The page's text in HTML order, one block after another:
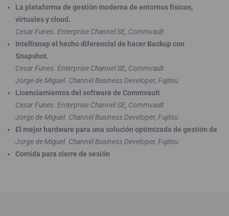
La plataforma de gestión moderna de entornos físicos,
virtuales y cloud.
Cesar Funes. Enterprise Channel SE, Commvault
Intellisnap el hecho diferencial de hacer Backup con
Snapshot.
Cesar Funes. Enterprise Channel SE, Commvault
Jorge de Miguel. Channel Business Developer, Fujitsu
Licenciamientos del software de Commvault
Cesar Funes. Enterprise Channel SE, Commvault
Jorge de Miguel. Channel Business Developer, Fujitsu
El mejor hardware para una solución optimizada de gestión de
Jorge de Miguel. Channel Business Developer, Fujitsu
Comida para cierre de sesión